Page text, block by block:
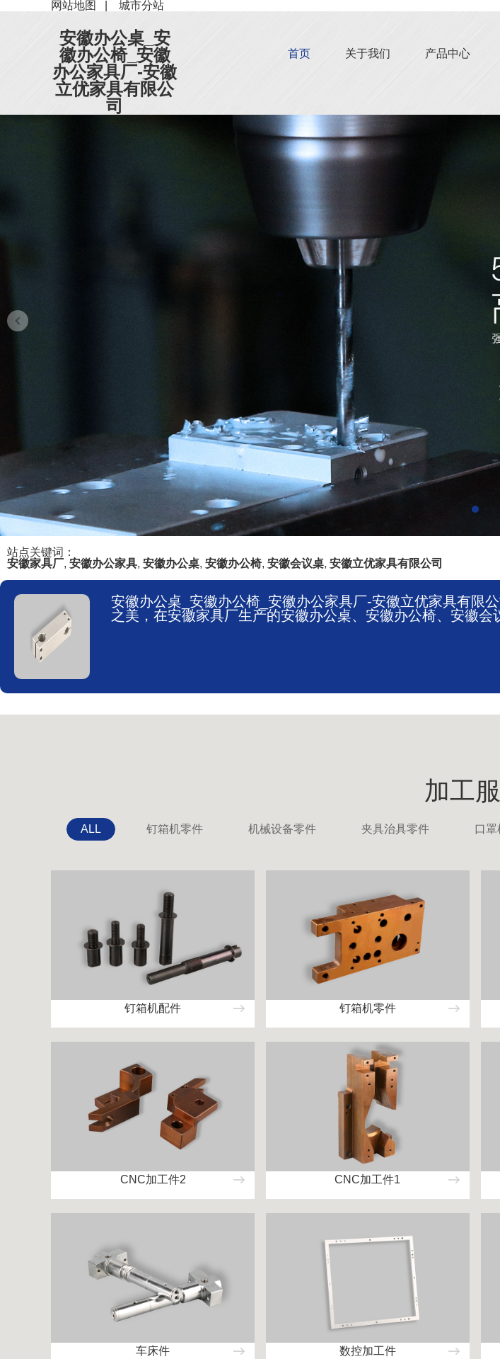
网站地图 城市分站
安徽办公桌_安
徽办公椅_安徽
办公家具厂-安徽
立优家具有限公
司
首页 关于我们 产品中心
站点关键词：
安徽家具厂, 安徽办公家具, 安徽办公桌, 安徽办公椅, 安徽会议桌, 安徽立优家具有限公司
安徽办公桌_安徽办公椅_安徽办公家具厂-安徽立优家具有限
之美，在安徽家具厂生产的安徽办公桌、安徽办公椅、安徽
加工
ALL 钉箱机零件 机械设备零件 夹具治具零件 口罩
钉箱机配件 钉箱机零件
CNC加工件2 CNC加工件1
车床件 数控加工件